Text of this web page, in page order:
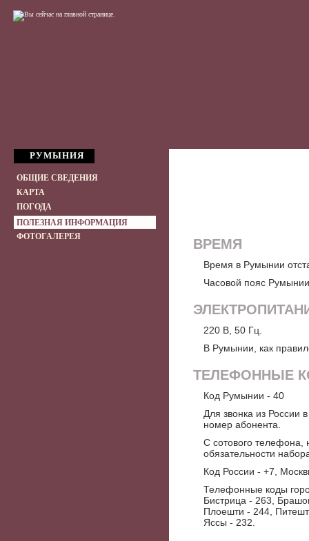
РУМЫНИЯ
ОБЩИЕ СВЕДЕНИЯ
КАРТА
ПОГОДА
ПОЛЕЗНАЯ ИНФОРМАЦИЯ
ФОТОГАЛЕРЕЯ
ВРЕМЯ
Время в Румынии
Часовой пояс
220 В, 50 Гц.
В Румынии, как
ТЕЛЕФОННЫЕ
Код Румынии - 40
Для звонка из России
номер абонента.
С сотового телефона,
обязательности
Код России - +7,
Телефонные коды
Бистрица - 263,
Плоешти - 244,
Яссы - 232.